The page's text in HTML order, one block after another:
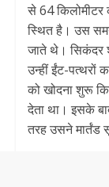
से 64 किलोमीटर
स्थित है। उस
जाते थे। सिकंदर
उन्हीं ईंट-पत्थरों
को खोदना शुरू
देता था। इसके
तरह उसने मार्तंड